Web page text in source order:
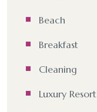
Beach
Breakfast
Cleaning
Luxury Resort